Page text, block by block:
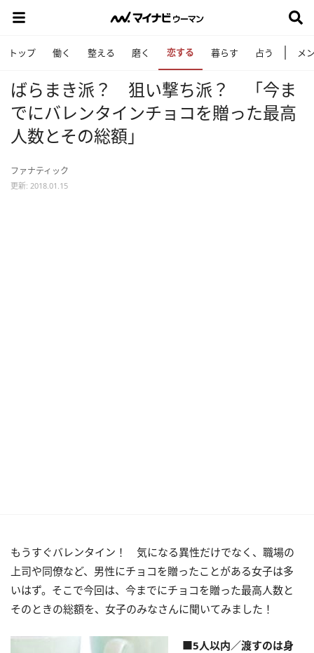
トップ 働く 整える 磨く 恋する 暮らす 占う メ
ばらまき派？ 狙い撃ち派？ 「今ま
でにバレンタインチョコを贈った最高
人数とその総額」
ファナティック
更新: 2018.01.15
もうすぐバレンタイン！ 気になる異性だけでなく、職場の
上司や同僚など、男性にチョコを贈ったことがある女子は多
いはず。そこで今回は、今までにチョコを贈った最高人数と
そのときの総額を、女子のみなさんに聞いてみました！
■5人以内／渡すのは身